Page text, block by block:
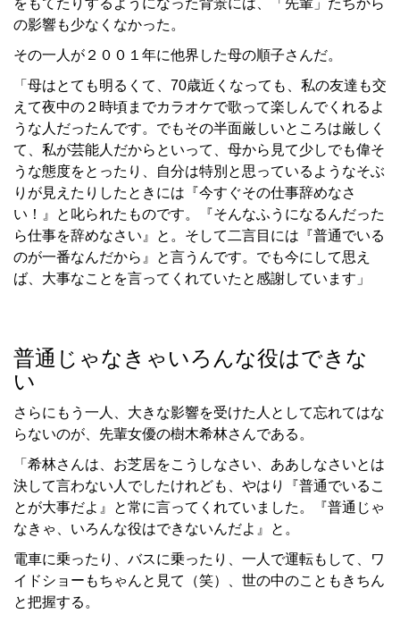
をもてたりするようになった背景には、「先輩」たちから
の影響も少なくなかった。
その一人が２００１年に他界した母の順子さんだ。
「母はとても明るくて、70歳近くなっても、私の友達も交
えて夜中の２時頃までカラオケで歌って楽しんでくれるよ
うな人だったんです。でもその半面厳しいところは厳しく
て、私が芸能人だからといって、母から見て少しでも偉そ
うな態度をとったり、自分は特別と思っているようなそぶ
りが見えたりしたときには『今すぐその仕事辞めなさ
い！』と叱られたものです。『そんなふうになるんだった
ら仕事を辞めなさい』と。そして二言目には『普通でいる
のが一番なんだから』と言うんです。でも今にして思え
ば、大事なことを言ってくれていたと感謝しています」
普通じゃなきゃいろんな役はできな
い
さらにもう一人、大きな影響を受けた人として忘れてはな
らないのが、先輩女優の樹木希林さんである。
「希林さんは、お芝居をこうしなさい、ああしなさいとは
決して言わない人でしたけれども、やはり『普通でいるこ
とが大事だよ』と常に言ってくれていました。『普通じゃ
なきゃ、いろんな役はできないんだよ』と。
電車に乗ったり、バスに乗ったり、一人で運転もして、ワ
イドショーもちゃんと見て（笑）、世の中のこともきちん
と把握する。